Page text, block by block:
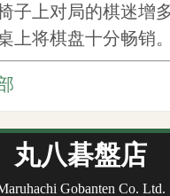
子上对局的棋迷增
上将棋盘十分畅销。
丸八碁盤店
Gobanten Co. Ltd.